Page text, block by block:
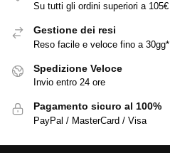
Su tutti gli ordini superiori a 105€
Gestione dei resi
Reso facile e veloce fino a 30gg*
Spedizione Veloce
Invio entro 24 ore
Pagamento sicuro al 100%
PayPal / MasterCard / Visa